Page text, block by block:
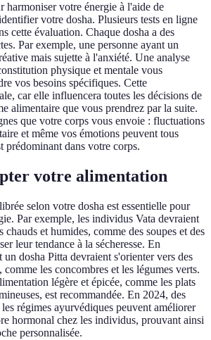
harmoniser votre énergie à l'aide de
votre dosha. Plusieurs tests en ligne
cette évaluation. Chaque dosha a des
Par exemple, une personne ayant un
mais sujette à l'anxiété. Une analyse
physique et mentale vous
vos besoins spécifiques. Cette
car elle influencera toutes les décisions de
alimentaire que vous prendrez par la suite.
que votre corps vous envoie : fluctuations
et même vos émotions peuvent tous
prédominant dans votre corps.
votre alimentation
selon votre dosha est essentielle pour
Par exemple, les individus Vata devraient
et humides, comme des soupes et des
leur tendance à la sécheresse. En
dosha Pitta devraient s'orienter vers des
comme les concombres et les légumes verts.
légère et épicée, comme les plats
est recommandée. En 2024, des
régimes ayurvédiques peuvent améliorer
hormonal chez les individus, prouvant ainsi
personnalisée.